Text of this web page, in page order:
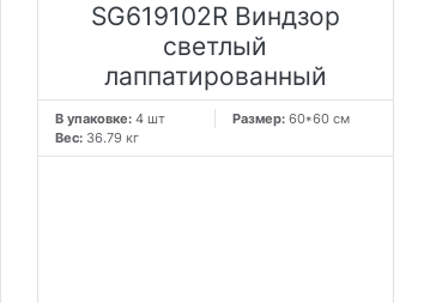
SG619102R Виндзор
светлый
лаппатированный
В упаковке:4 шт Размер: 60*60 см
Вес: 36.79 кг